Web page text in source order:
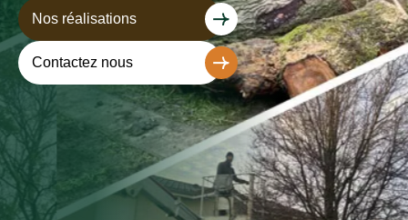
Nos réalisations
Contactez nous